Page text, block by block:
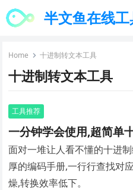
半文鱼在线
Home 十进制转文本工具
十进制转文本工具
工具推荐
一分钟学会使用,超简单
面对一堆让人看不懂的十进
厚的编码手册,一行行查找对
燥,转换效率低下。